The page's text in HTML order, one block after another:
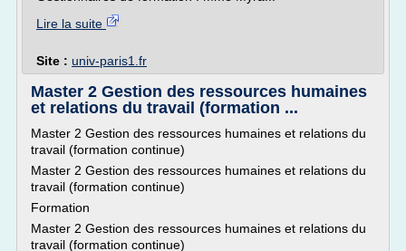
Lire la suite
Site : univ-paris1.fr
Master 2 Gestion des ressources humaines
et relations du travail (formation ...
Master 2 Gestion des ressources humaines et relations du
travail (formation continue)
Master 2 Gestion des ressources humaines et relations du
travail (formation continue)
Formation
Master 2 Gestion des ressources humaines et relations du
travail (formation continue)